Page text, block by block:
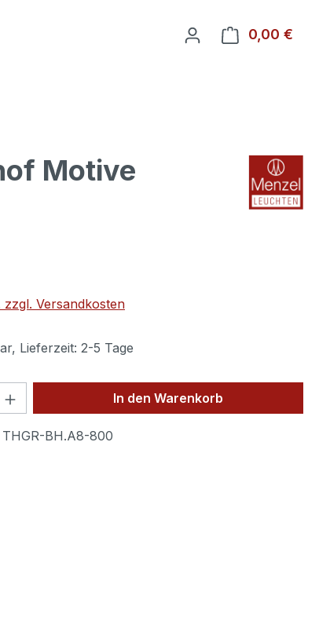
0,00 €
Motive
Versandkosten
Lieferzeit: 2-5 Tage
Gib den gewünschten Wert
In den Warenkorb
THGR-BH.A8-800